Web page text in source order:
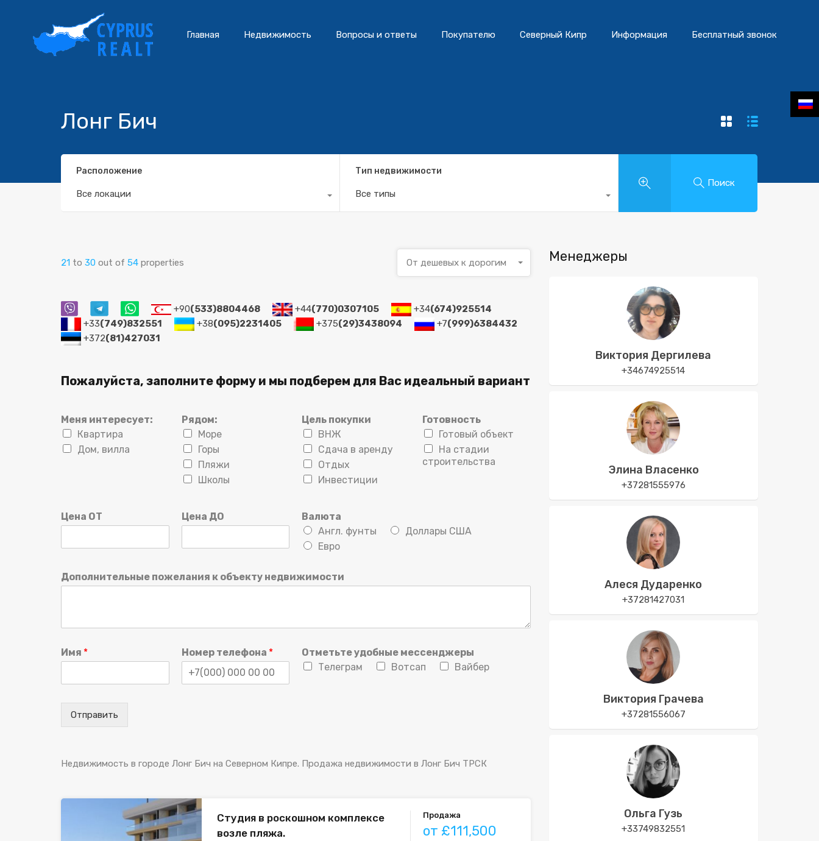
Главная Недвижимость Вопросы и ответы Покупателю Северный Кипр Информация Бесплатный звонок
Лонг Бич
Расположение
Все локации
Тип недвижимости
Все типы
Поиск
21 to 30 out of 54 properties От дешевых к дорогим
+90(533)8804468 +44(770)0307105 +34(674)925514
+33(749)832551 +38(095)2231405 +375(29)3438094 +7(999)6384432
+372(81)427031
Пожалуйста, заполните форму и мы подберем для Вас идеальный вариант
Меня интересует:
Квартира
Дом, вилла
Рядом:
Море
Горы
Пляжи
Школы
Цель покупки
ВНЖ
Сдача в аренду
Отдых
Инвестиции
Готовность
Готовый объект
На стадии
строительства
Цена ОТ Цена ДО
Валюта
Англ. фунты
Доллары США
Евро
Дополнительные пожелания к объекту недвижимости
Имя * Номер телефона *
Отметьте удобные мессенджеры
Телеграм
Вотсап Вайбер
Отправить
Недвижимость в городе Лонг Бич на Северном Кипре. Продажа недвижимости в Лонг Бич ТРСК
Студия в роскошном комплексе
возле пляжа.
Продажа
от £111,500
Менеджеры
Виктория Дергилева
+34674925514
Элина Власенко
+37281555976
Алеся Дударенко
+37281427031
Виктория Грачева
+37281556067
Ольга Гузь
+33749832551